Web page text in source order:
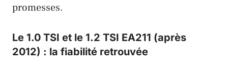
promesses.
Le 1.0 TSI et le 1.2 TSI EA211 (après
2012) : la fiabilité retrouvée